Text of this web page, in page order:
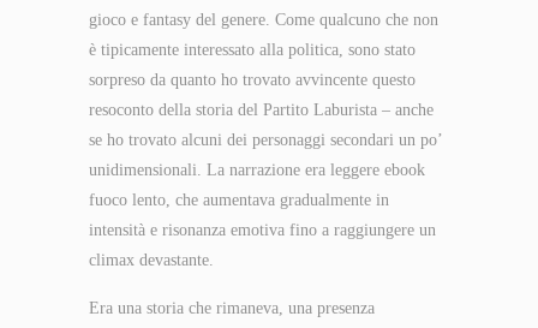
gioco e fantasy del genere. Come qualcuno che non
è tipicamente interessato alla politica, sono stato
sorpreso da quanto ho trovato avvincente questo
resoconto della storia del Partito Laburista – anche
se ho trovato alcuni dei personaggi secondari un po’
unidimensionali. La narrazione era leggere ebook
fuoco lento, che aumentava gradualmente in
intensità e risonanza emotiva fino a raggiungere un
climax devastante.
Era una storia che rimaneva, una presenza